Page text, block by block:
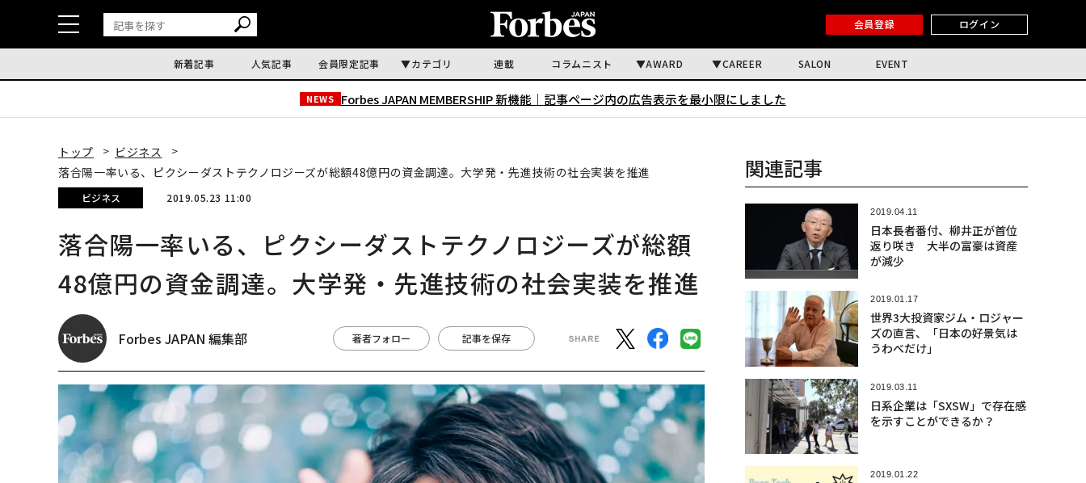
会員登録 ログイン
新着記事 人気記事 会員限定記事 カテゴリ 連載 コラムニスト AWARD CAREER SALON EVENT
NEWS Forbes JAPAN MEMBERSHIP 新機能｜ 記事ページ内の広告表示を最小限にしました
トップ
ビジネス
落合陽一率いる、ピクシーダストテクノロジーズが総額48億円の資金調達。大学発・先進技術の社会実装を推進
ビジネス 2019.05.23 11:00
落合陽一率いる、ピクシーダストテクノロジーズが総額
48億円の資金調達。大学発・先進技術の社会実装を推進
Forbes JAPAN 編集部 著者フォロー 記事を保存
関連記事
2019.04.11
日本長者番付、柳井正が首位
返り咲き 大半の富豪は資産
が減少
2019.01.17
世界3大投資家ジム・ロジャー
ズの直言、「日本の好景気は
うわべだけ」
2019.03.11
日系企業は「SXSW」で存在感
を示すことができるか？
2019.01.22